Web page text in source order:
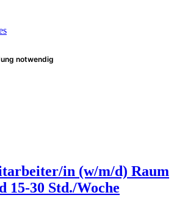
notwendig
in (w/m/d) Raum
15-30 Std./Woche